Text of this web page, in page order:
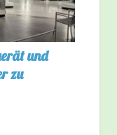
und
zu